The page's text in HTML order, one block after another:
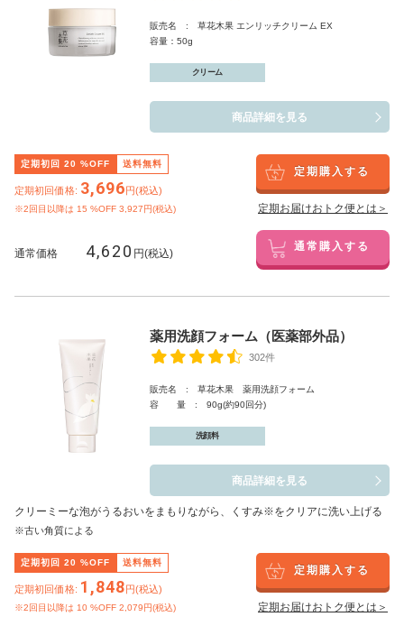
販売名 : 草花木果 エンリッチクリーム EX
容量：50g
クリーム
商品詳細を見る
定期初回 20 %OFF 送料無料
定期初回価格: 3,696円(税込)
※2回目以降は 15 %OFF 3,927円(税込)
定期購入する
定期お届けおトク便とは＞
通常価格 4,620 円(税込) 通常購入する
薬用洗顔フォーム（医薬部外品）
302件
販売名 : 草花木果 薬用洗顔フォーム
容 量 : 90g(約90回分)
洗顔料
商品詳細を見る
クリーミーな泡がうるおいをまもりながら、くすみ※をクリアに洗い上げる
※古い角質による
定期初回 20 %OFF 送料無料
定期初回価格: 1,848円(税込)
※2回目以降は 10 %OFF 2,079円(税込)
定期購入する
定期お届けおトク便とは＞